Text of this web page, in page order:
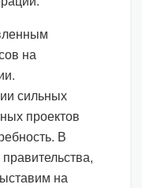
на
сильных
проектов
В
на